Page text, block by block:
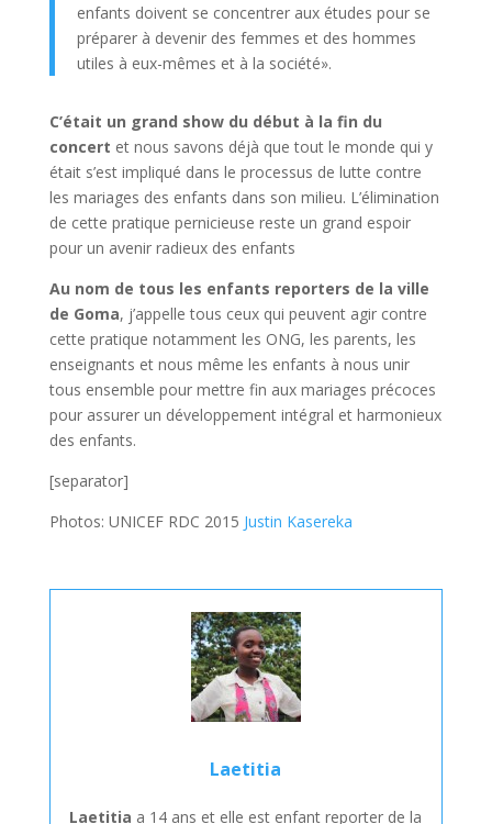
enfants doivent se concentrer aux études pour se
préparer à devenir des femmes et des hommes
utiles à eux-mêmes et à la société».
C’était un grand show du début à la fin du
concert et nous savons déjà que tout le monde qui y
était s’est impliqué dans le processus de lutte contre
les mariages des enfants dans son milieu. L’élimination
de cette pratique pernicieuse reste un grand espoir
pour un avenir radieux des enfants
Au nom de tous les enfants reporters de la ville
de Goma, j’appelle tous ceux qui peuvent agir contre
cette pratique notamment les ONG, les parents, les
enseignants et nous même les enfants à nous unir
tous ensemble pour mettre fin aux mariages précoces
pour assurer un développement intégral et harmonieux
des enfants.
[separator]
Photos: UNICEF RDC 2015 Justin Kasereka
Laetitia
Laetitia a 14 ans et elle est enfant reporter de la